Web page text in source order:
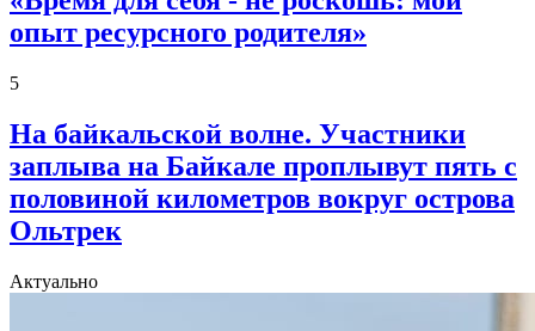
опыт ресурсного родителя»
5
На байкальской волне. Участники
заплыва на Байкале проплывут пять с
половиной километров вокруг острова
Ольтрек
Актуально